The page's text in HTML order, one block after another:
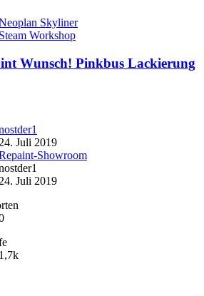
Skyliner
Steam Workshop
Wunsch! Pinkbus Lackierung
24. Juli 2019
Showroom
24. Juli 2019
1,7k